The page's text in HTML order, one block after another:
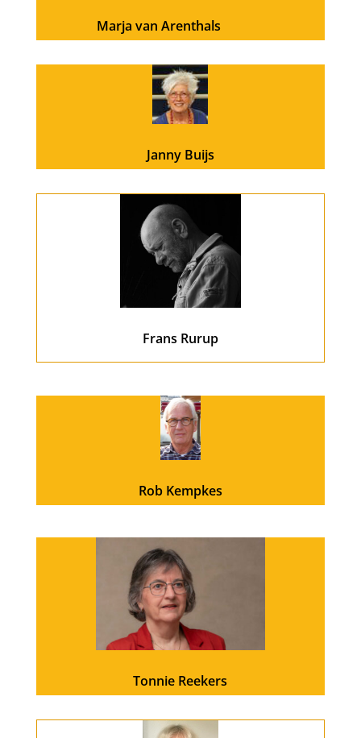
Marja van Arenthals
Janny Buijs
Frans Rurup
Rob Kempkes
Tonnie Reekers